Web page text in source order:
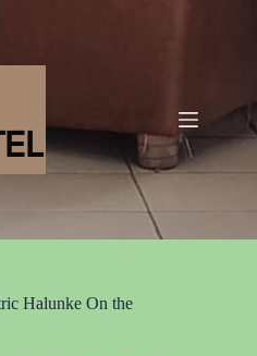
Halunke On the